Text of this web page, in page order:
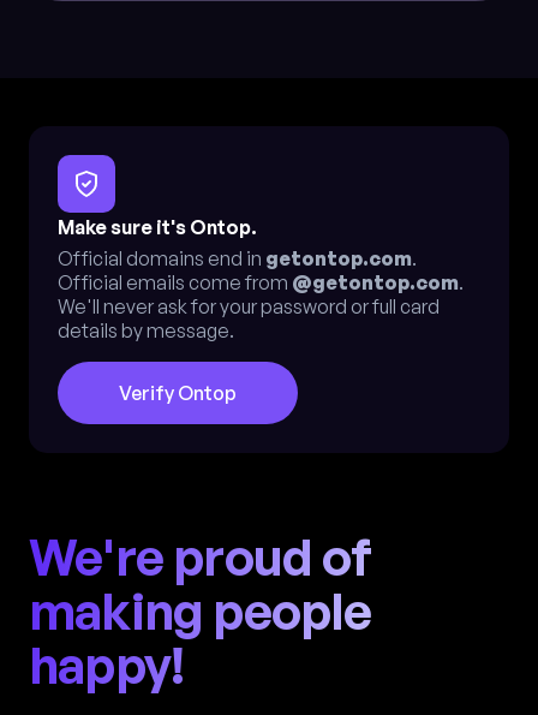
Make sure it's Ontop.
Official domains end in getontop.com.
Official emails come from @getontop.com.
We'll never ask for your password or full card
details by message.
Verify Ontop
We're proud of
making people
happy!